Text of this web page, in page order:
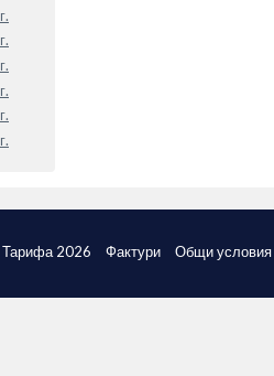
г.
г.
г.
г.
г.
г.
Тарифа 2026 Фактури Общи условия